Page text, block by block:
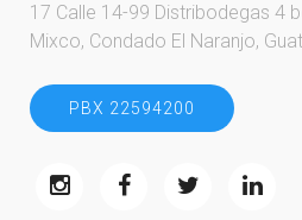
17 Calle 14-99 Distribodegas 4
Mixco, Condado El Naranjo,
PBX 22594200